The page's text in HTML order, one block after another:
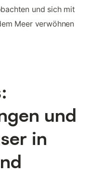
und sich mit
Meer verwöhnen
und
in